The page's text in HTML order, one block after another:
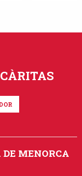
MENORCA